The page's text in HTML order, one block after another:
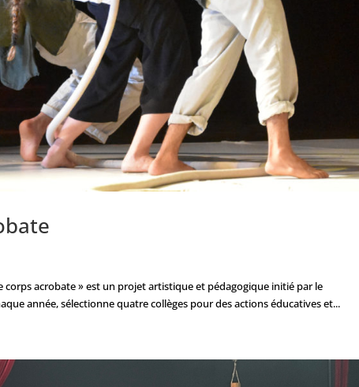
corps acrobate » est un projet artistique et pédagogique initié par le
année, sélectionne quatre collèges pour des actions éducatives et...